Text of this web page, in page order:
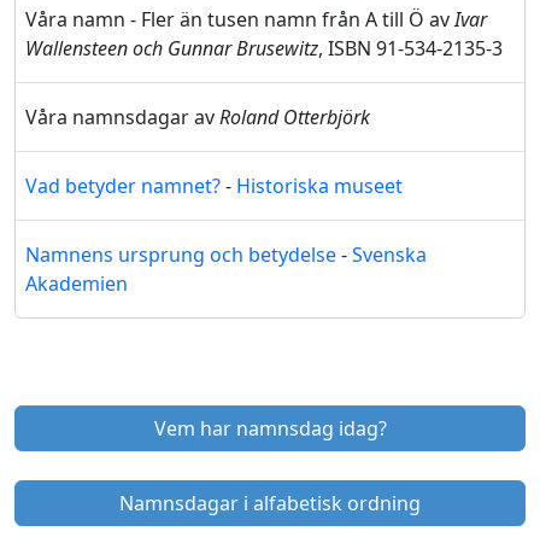
Våra namn - Fler än tusen namn från A till Ö avIvar
Wallensteen och Gunnar Brusewitz, ISBN 91-534-2135-3
Våra namnsdagar avRoland Otterbjörk
Vad betyder namnet?- Historiska museet
Namnens ursprung och betydelse-Svenska
Akademien
Vem har namnsdag idag?
Namnsdagar i alfabetisk ordning